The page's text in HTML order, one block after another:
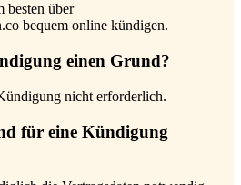
besten über
bequem online kündigen.
einen Grund?
nicht erforderlich.
für eine Kündigung